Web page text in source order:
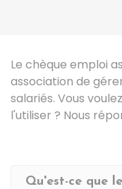
Le chèque emploi
association de
salariés. Vous
l'utiliser ? Nous
Qu'est-ce que